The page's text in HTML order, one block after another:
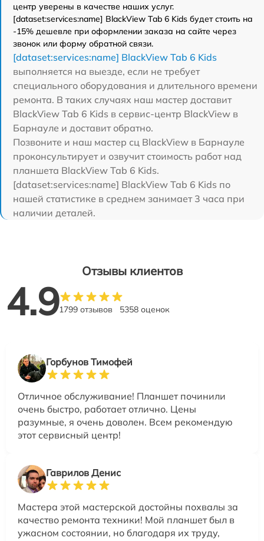
центр уверены в качестве наших услуг.
[dataset:services:name] BlackView Tab 6 Kids будет стоить на
-15% дешевле при оформлении заказа на сайте через
звонок или форму обратной связи.
[dataset:services:name] BlackView Tab 6 Kids
выполняется на выезде, если не требует
специального оборудования и длительного времени
ремонта. В таких случаях наш мастер доставит
BlackView Tab 6 Kids в сервис-центр BlackView в
Барнауле и доставит обратно.
Позвоните и наш мастер сц BlackView в Барнауле
проконсультирует и озвучит стоимость работ над
планшета BlackView Tab 6 Kids.
[dataset:services:name] BlackView Tab 6 Kids по
нашей статистике в среднем занимает 3 часа при
наличии деталей.
Отзывы клиентов
4.91799 отзывов 5358 оценок
Горбунов Тимофей
Отличное обслуживание! Планшет починили
очень быстро, работает отлично. Цены
разумные, я очень доволен. Всем рекомендую
этот сервисный центр!
Гаврилов Денис
Мастера этой мастерской достойны похвалы за
качество ремонта техники! Мой планшет был в
ужасном состоянии, но благодаря их труду,